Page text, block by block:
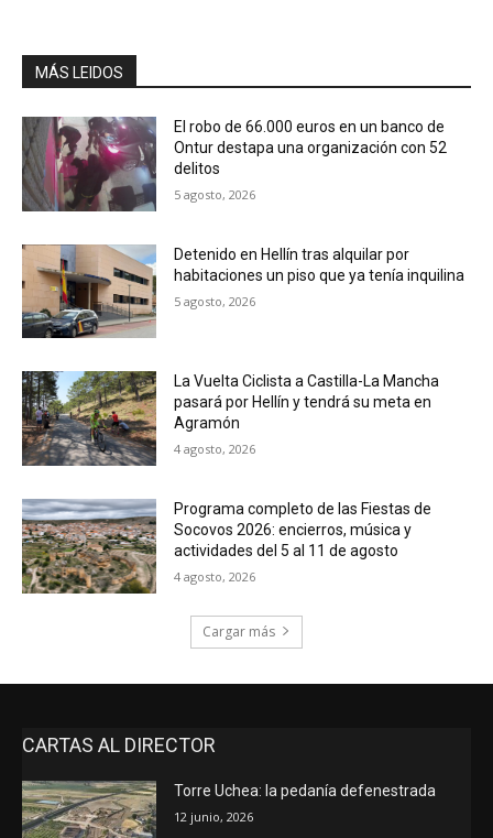
MÁS LEIDOS
El robo de 66.000 euros en un banco de
Ontur destapa una organización con 52
delitos
5 agosto, 2026
Detenido en Hellín tras alquilar por
habitaciones un piso que ya tenía inquilina
5 agosto, 2026
La Vuelta Ciclista a Castilla-La Mancha
pasará por Hellín y tendrá su meta en
Agramón
4 agosto, 2026
Programa completo de las Fiestas de
Socovos 2026: encierros, música y
actividades del 5 al 11 de agosto
4 agosto, 2026
Cargar más
CARTAS AL DIRECTOR
Torre Uchea: la pedanía defenestrada
12 junio, 2026